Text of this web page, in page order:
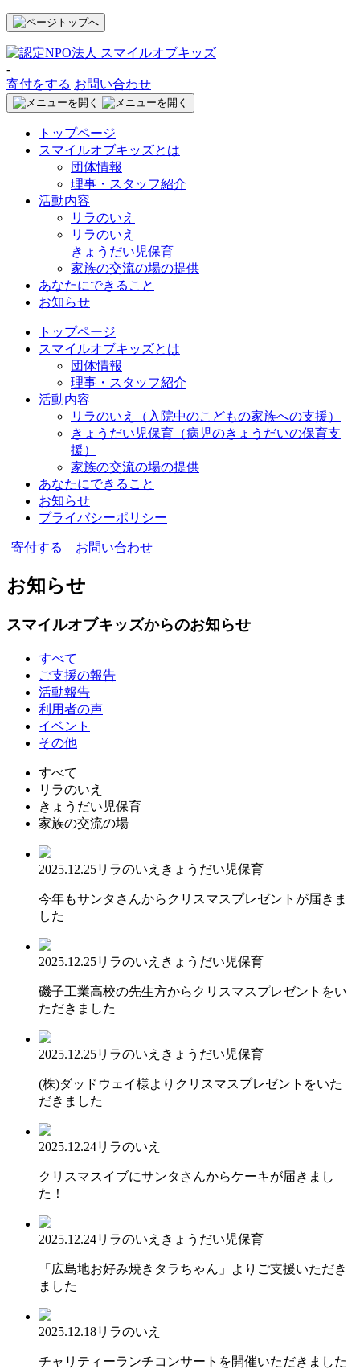
-
寄付をする お問い合わせ
トップページ
スマイルオブキッズとは
団体情報
理事・スタッフ紹介
活動内容
リラのいえ
リラのいえ
きょうだい児保育
家族の交流の場の提供
あなたにできること
お知らせ
トップページ
スマイルオブキッズとは
団体情報
理事・スタッフ紹介
活動内容
リラのいえ
（入院中のこどもの家族への支援）
きょうだい児保育 （病児のきょうだいの保育支
援）
家族の交流の場の提供
あなたにできること
お知らせ
プライバシーポリシー
寄付する お問い合わせ
お知らせ
スマイルオブキッズからのお知らせ
すべて
ご支援の報告
活動報告
利用者の声
イベント
その他
すべて
リラのいえ
きょうだい児保育
家族の交流の場
2025.12.25リラのいえ きょうだい児保育
今年もサンタさんからクリスマスプレゼントが届きま
した
2025.12.25リラのいえ きょうだい児保育
磯子工業高校の先生方からクリスマスプレゼントをい
ただきました
2025.12.25リラのいえ きょうだい児保育
(株)ダッドウェイ様よりクリスマスプレゼントをいた
だきました
2025.12.24リラのいえ
クリスマスイブにサンタさんからケーキが届きまし
た！
2025.12.24リラのいえ きょうだい児保育
「広島地お好み焼きタラちゃん」よりご支援いただき
ました
2025.12.18リラのいえ
チャリティーランチコンサートを開催いただきました